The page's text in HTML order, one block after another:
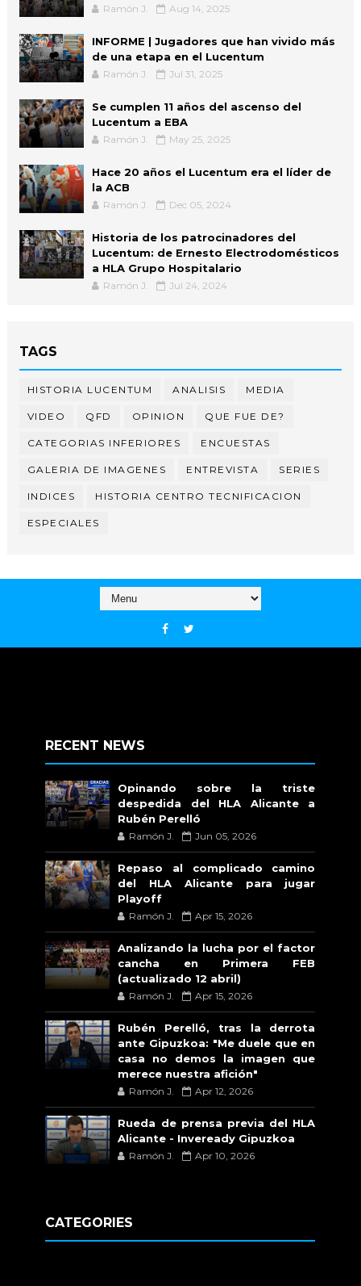
Ramón J. Aug 14, 2025
INFORME | Jugadores que han vivido más
de una etapa en el Lucentum
Ramón J. Jul 31, 2025
Se cumplen 11 años del ascenso del
Lucentum a EBA
Ramón J. May 25, 2025
Hace 20 años el Lucentum era el líder de
la ACB
Ramón J. Dec 05, 2024
Historia de los patrocinadores del
Lucentum: de Ernesto Electrodomésticos
a HLA Grupo Hospitalario
Ramón J. Jul 24, 2024
TAGS
HISTORIA LUCENTUM ANALISIS MEDIA
VIDEO QFD OPINION QUE FUE DE?
CATEGORIAS INFERIORES ENCUESTAS
GALERIA DE IMAGENES ENTREVISTA SERIES
INDICES HISTORIA CENTRO TECNIFICACION
ESPECIALES
RECENT NEWS
Opinando sobre la triste
despedida del HLA Alicante a
Rubén Perelló
Ramón J. Jun 05, 2026
Repaso al complicado camino
del HLA Alicante para jugar
Playoff
Ramón J. Apr 15, 2026
Analizando la lucha por el factor
cancha en Primera FEB
(actualizado 12 abril)
Ramón J. Apr 15, 2026
Rubén Perelló, tras la derrota
ante Gipuzkoa: "Me duele que en
casa no demos la imagen que
merece nuestra afición"
Ramón J. Apr 12, 2026
Rueda de prensa previa del HLA
Alicante - Inveready Gipuzkoa
Ramón J. Apr 10, 2026
CATEGORIES